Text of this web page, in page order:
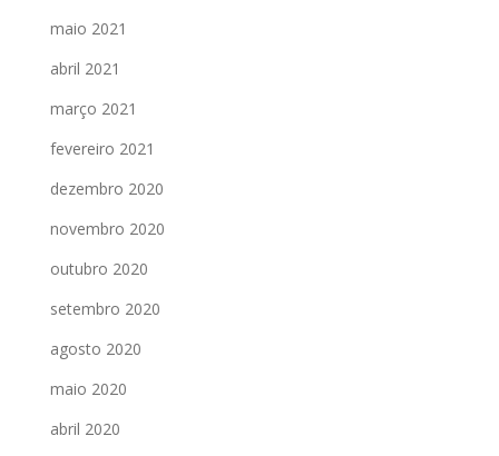
maio 2021
abril 2021
março 2021
fevereiro 2021
dezembro 2020
novembro 2020
outubro 2020
setembro 2020
agosto 2020
maio 2020
abril 2020